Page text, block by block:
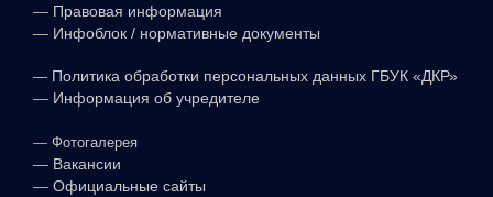
— Правовая информация
— Инфоблок / нормативные документы
— Политика обработки персональных данных ГБУК «ДКР»
— Информация об учредителе
— Фотогалерея
— Вакансии
— Официальные сайты